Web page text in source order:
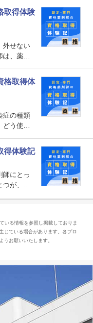
回はそん
しま
取得体験
外せない
、薬剤
した。薬
ん医療に
一目置
格取得体
症の種類
う使っ
算の施設
おり、今
役割が
得体験記
師にとっ
が、
になりま
いる情報を参照し掲載しておりま
じている場合があります。各プロ
うお願いいたします。